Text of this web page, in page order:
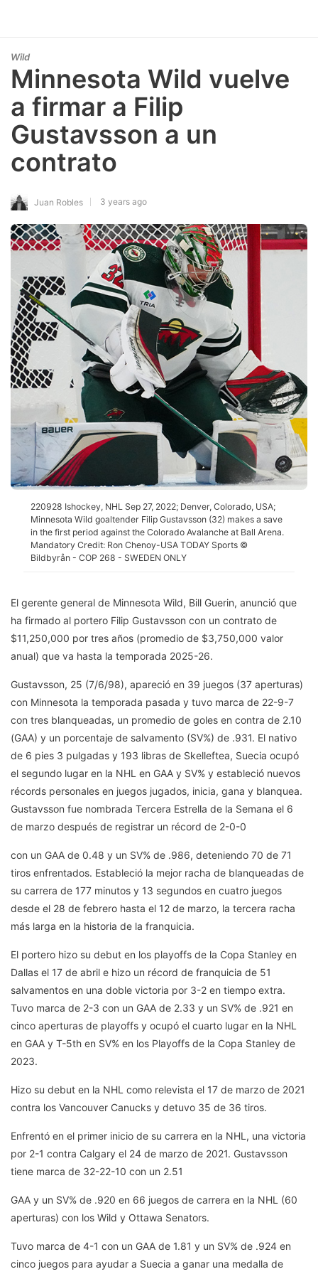
Wild
Minnesota Wild vuelve
a firmar a Filip
Gustavsson a un
contrato
Juan Robles 3 years ago
220928 Ishockey, NHL Sep 27, 2022; Denver, Colorado, USA;
Minnesota Wild goaltender Filip Gustavsson (32) makes a save
in the first period against the Colorado Avalanche at Ball Arena.
Mandatory Credit: Ron Chenoy-USA TODAY Sports ©
Bildbyrån - COP 268 - SWEDEN ONLY
El gerente general de Minnesota Wild, Bill Guerin, anunció que
ha firmado al portero Filip Gustavsson con un contrato de
$11,250,000 por tres años (promedio de $3,750,000 valor
anual) que va hasta la temporada 2025-26.
Gustavsson, 25 (7/6/98), apareció en 39 juegos (37 aperturas)
con Minnesota la temporada pasada y tuvo marca de 22-9-7
con tres blanqueadas, un promedio de goles en contra de 2.10
(GAA) y un porcentaje de salvamento (SV%) de .931. El nativo
de 6 pies 3 pulgadas y 193 libras de Skelleftea, Suecia ocupó
el segundo lugar en la NHL en GAA y SV% y estableció nuevos
récords personales en juegos jugados, inicia, gana y blanquea.
Gustavsson fue nombrada Tercera Estrella de la Semana el 6
de marzo después de registrar un récord de 2-0-0
con un GAA de 0.48 y un SV% de .986, deteniendo 70 de 71
tiros enfrentados. Estableció la mejor racha de blanqueadas de
su carrera de 177 minutos y 13 segundos en cuatro juegos
desde el 28 de febrero hasta el 12 de marzo, la tercera racha
más larga en la historia de la franquicia.
El portero hizo su debut en los playoffs de la Copa Stanley en
Dallas el 17 de abril e hizo un récord de franquicia de 51
salvamentos en una doble victoria por 3-2 en tiempo extra.
Tuvo marca de 2-3 con un GAA de 2.33 y un SV% de .921 en
cinco aperturas de playoffs y ocupó el cuarto lugar en la NHL
en GAA y T-5th en SV% en los Playoffs de la Copa Stanley de
2023.
Hizo su debut en la NHL como relevista el 17 de marzo de 2021
contra los Vancouver Canucks y detuvo 35 de 36 tiros.
Enfrentó en el primer inicio de su carrera en la NHL, una victoria
por 2-1 contra Calgary el 24 de marzo de 2021. Gustavsson
tiene marca de 32-22-10 con un 2.51
GAA y un SV% de .920 en 66 juegos de carrera en la NHL (60
aperturas) con los Wild y Ottawa Senators.
Tuvo marca de 4-1 con un GAA de 1.81 y un SV% de .924 en
cinco juegos para ayudar a Suecia a ganar una medalla de